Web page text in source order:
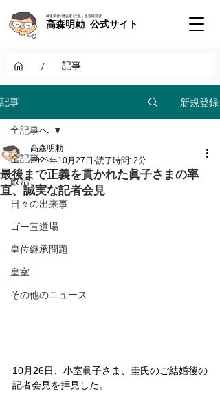
神道学者 / 歴史家 / 天皇・皇室研究者
高森明勅 公式サイト
/ 記事
記事 新規登録
全記事へ
政治
日々の出来事
ゴー宣道場
皇位継承問題
皇室
その他のニュース
全記事へ
最後まで正義を貫かれた眞子さまの率
直、誠実な記者会見
高森明勅
2021年10月27日 読了時間: 2分
10月26日、小室眞子さま、圭氏のご結婚後の
記者会見を拝見した。